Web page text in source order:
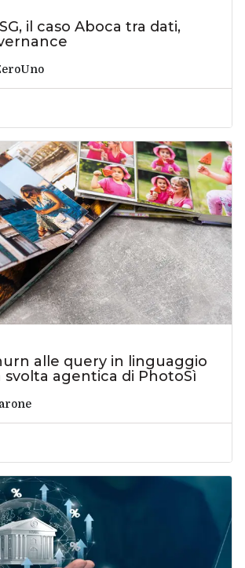
il caso Aboca tra dati,
alle query in linguaggio
svolta agentica di PhotoSì